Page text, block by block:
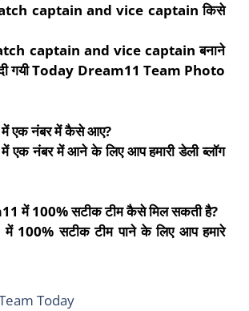
captain and vice captainकिसे
captain and vice captainबनाने
गयी Today Dream11 Team Photo
में एक नंबरमेंकैसे आए?
में एक नंबर में आने के लिए आप हमारी डेली ब्लॉग
11 में 100% सटीक टीम कैसे मिल सकती है?
में 100% सटीक टीम पाने के लिए आप हमारे
Today